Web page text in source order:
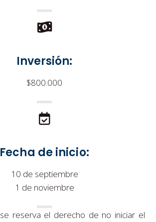
Inversión:
$800.000
Fecha de inicio:
10 de septiembre
1 de noviembre
se reserva el derecho de no iniciar el